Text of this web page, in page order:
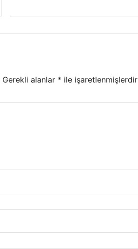
Gerekli alanlar * ile işaretlenmişlerdir